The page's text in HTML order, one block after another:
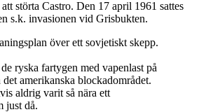
störta Castro. Den 17 april 1961 sattes
s.k. invasionen vid Grisbukten.
ryska fartygen med vapenlast på
amerikanska blockadområdet.
aldrig varit så nära ett
just då.